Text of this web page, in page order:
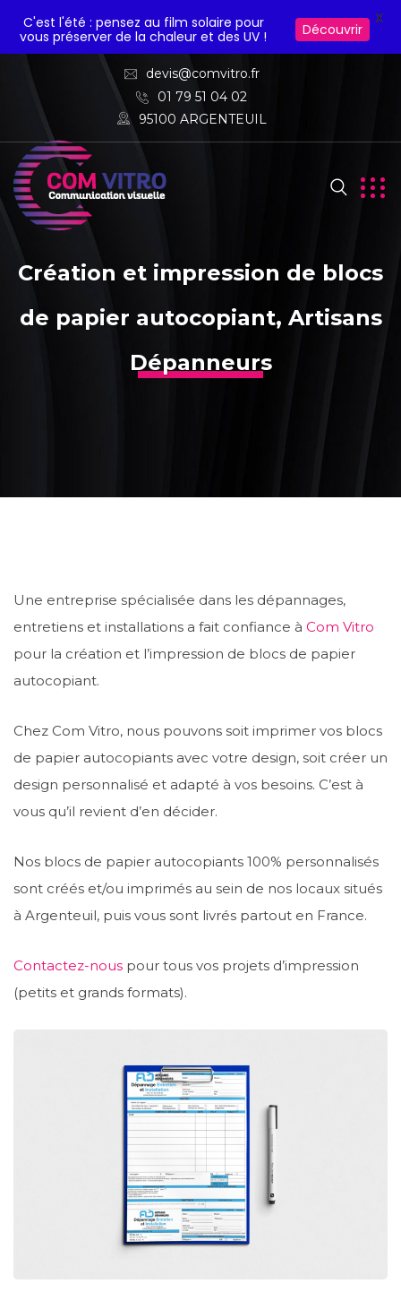
devis@comvitro.fr
01 79 51 04 02
95100 ARGENTEUIL
Création et impression de blocs
de papier autocopiant, Artisans
Dépanneurs
Une entreprise spécialisée dans les dépannages,
entretiens et installations a fait confiance à Com Vitro
pour la création et l’impression de blocs de papier
autocopiant.
Chez Com Vitro, nous pouvons soit imprimer vos blocs
de papier autocopiants avec votre design, soit créer un
design personnalisé et adapté à vos besoins. C’est à
vous qu’il revient d’en décider.
Nos blocs de papier autocopiants 100% personnalisés
sont créés et/ou imprimés au sein de nos locaux situés
à Argenteuil, puis vous sont livrés partout en France.
Contactez-nous pour tous vos projets d’impression
(petits et grands formats).
C'est l'été : pensez au film solaire pour
vous préserver de la chaleur et des UV !
Découvrir
X